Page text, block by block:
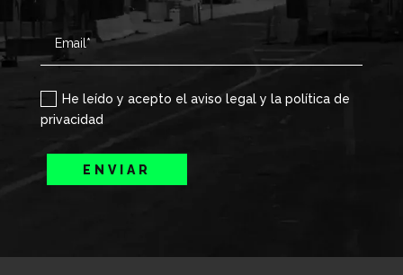
He leído y acepto el aviso legal y la política de
privacidad
ENVIAR